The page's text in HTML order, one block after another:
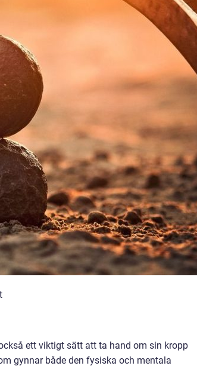
ett viktigt sätt att ta hand om sin kropp
gynnar både den fysiska och mentala